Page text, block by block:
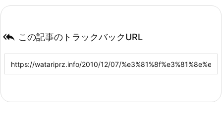
 この記事のトラックバックURL